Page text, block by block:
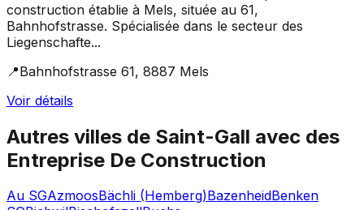
construction établie à Mels, située au 61,
Bahnhofstrasse. Spécialisée dans le secteur des
Liegenschafte...
📍Bahnhofstrasse 61, 8887 Mels
Voir détails
Autres villes de Saint-Gall avec des
Entreprise De Construction
Au SGAzmoosBächli (Hemberg)BazenheidBenken